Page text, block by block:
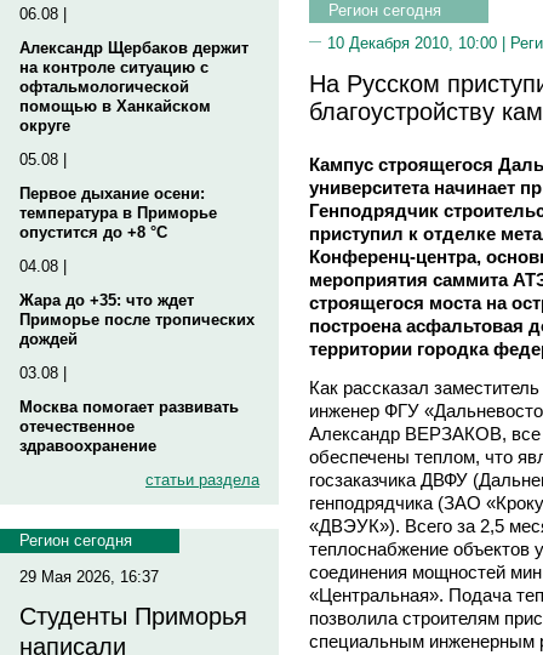
06.08 |
Александр Щербаков держит
на контроле ситуацию с
офтальмологической
помощью в Ханкайском
округе
05.08 |
Первое дыхание осени:
температура в Приморье
опустится до +8 °C
04.08 |
Жара до +35: что ждет
Приморье после тропических
дождей
03.08 |
Москва помогает развивать
отечественное
здравоохранение
статьи раздела
Регион сегодня
29 Мая 2026, 16:37
Студенты Приморья
написали
Регион сегодня
10 Декабря 2010, 10:00 |
На Русском
благоустройству
Кампус строящегося
университета начинает
Генподрядчик
приступил к отделке
Конференц-центра,
мероприятия саммита
строящегося моста на
построена асфальтовая
территории городка
Как рассказал
инженер ФГУ
Александр ВЕРЗАКОВ, все
обеспечены теплом, что
госзаказчика ДВФУ
генподрядчика (ЗАО
«ДВЭУК»). Всего за 2,5
теплоснабжение объектов
соединения мощностей
«Центральная». Подача
позволила строителям
специальным инженерным